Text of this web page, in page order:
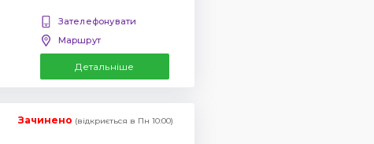
Зателефонувати
Маршрут
Детальніше
Зачинено (відкриється в Пн 10:00)